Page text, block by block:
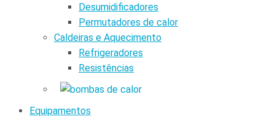
Desumidificadores
Permutadores de calor
Caldeiras e Aquecimento
Refrigeradores
Resistências
Equipamentos